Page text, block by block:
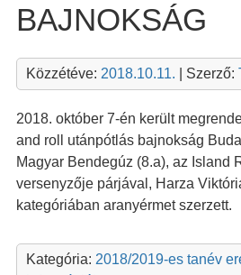
BAJNOKSÁG
Közzétéve: 2018.10.11. | Szerző:
2018. október 7-én került
and roll utánpótlás bajnokság
Magyar Bendegúz (8.a), az Island
versenyzője párjával, Harza
kategóriában aranyérmet szerzett.
Kategória: 2018/2019-es tanév